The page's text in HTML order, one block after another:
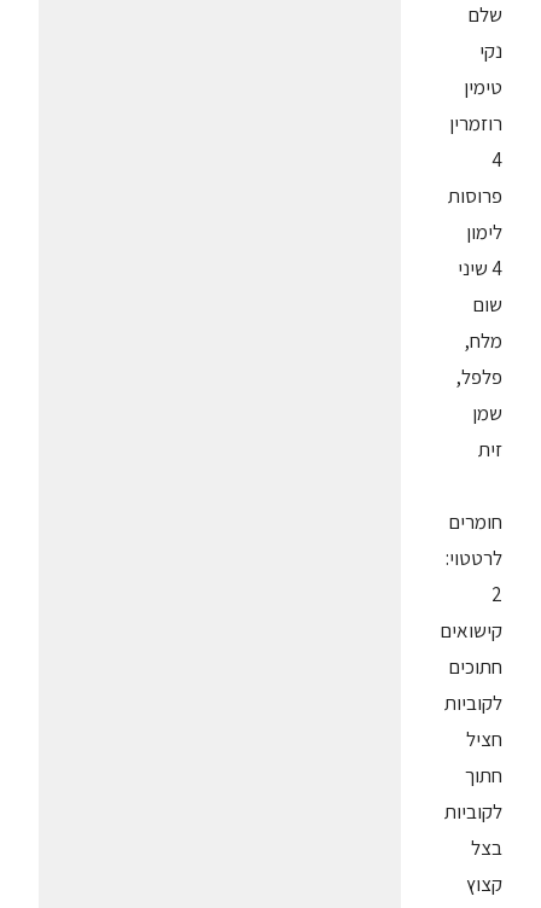
שלם
נקי
טימין
רוזמרין
4
פרוסות
לימון
4 שיני
שום
מלח,
פלפל,
שמן
זית
חומרים
לרטטוי:
2
קישואים
חתוכים
לקוביות
חציל
חתוך
לקוביות
בצל
קצוץ